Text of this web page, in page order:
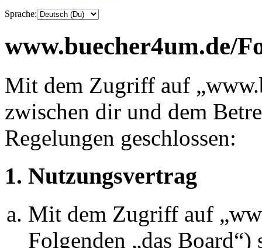
Sprache:
www.buecher4um.de/
Mit dem Zugriff auf
zwischen dir und dem
Regelungen geschlossen:
1. Nutzungsvertrag
Mit dem Zugriff auf
Folgenden „das